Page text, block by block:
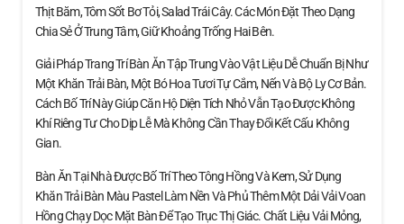
Thịt Băm, Tôm Sốt Bơ Tỏi, Salad Trái Cây. Các Món Đặt Theo Dạng
Chia Sẻ Ở Trung Tâm, Giữ Khoảng Trống Hai Bên.
Giải Pháp Trang Trí Bàn Ăn Tập Trung Vào Vật Liệu Dễ Chuẩn Bị Như
Một Khăn Trải Bàn, Một Bó Hoa Tươi Tự Cắm, Nến Và Bộ Ly Cơ Bản.
Cách Bố Trí Này Giúp Căn Hộ Diện Tích Nhỏ Vẫn Tạo Được Không
Khí Riêng Tư Cho Dịp Lễ Mà Không Cần Thay Đổi Kết Cấu Không
Gian.
Bàn Ăn Tại Nhà Được Bố Trí Theo Tông Hồng Và Kem, Sử Dụng
Khăn Trải Bàn Màu Pastel Làm Nền Và Phủ Thêm Một Dải Vải Voan
Hồng Chạy Dọc Mặt Bàn Để Tạo Trục Thị Giác. Chất Liệu Vải Mỏng,